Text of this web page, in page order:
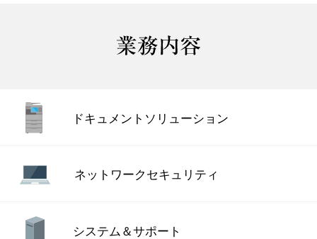
ドキュメント ソリューション
ネットワーク セキュリティ
システム＆サポート